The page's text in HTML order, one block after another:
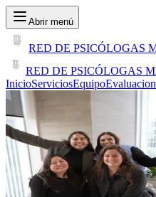
Abrir menú
RED DE PSICÓLOGAS
RED DE PSICÓLOGAS
InicioServiciosEquipo